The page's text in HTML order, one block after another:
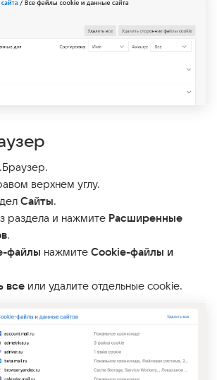
верхнем углу.
Сайты.
раздела и нажмите Расширенные
.
файлы нажмите Cookie-файлы и
все или удалите отдельные cookie.